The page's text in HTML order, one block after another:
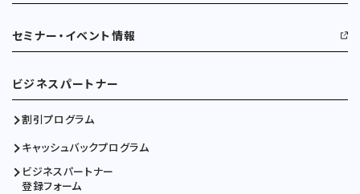
セミナー・イベント情報
ビジネスパートナー
割引プログラム
キャッシュバックプログラム
ビジネスパートナー
登録フォーム